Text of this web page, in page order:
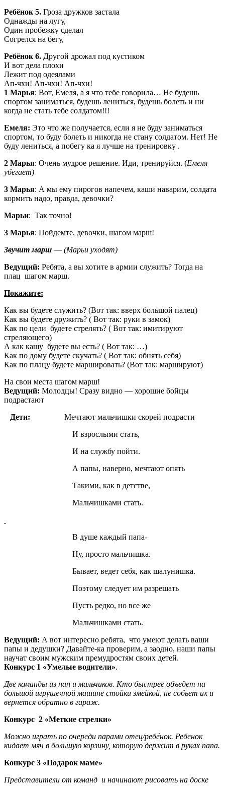
Ребёнок 5. Гроза дружков застала
Однажды на лугу,
Один пробежку сделал
Согрелся на бегу,
Ребёнок 6. Другой дрожал под кустиком
И вот дела плохи
Лежит под одеялами
Ап-чхи! Ап-чхи! Ап-чхи!
1 Марья: Вот, Емеля, а я что тебе говорила… Не будешь
спортом заниматься, будешь лениться, будешь болеть и ни
когда не стать тебе солдатом!!!
Емеля: Это что же получается, если я не буду заниматься
спортом, то буду болеть и никогда не стану солдатом. Нет! Не
буду лениться, а побегу ка я лучше на тренировку .
2 Марья: Очень мудрое решение. Иди, тренируйся. (Емеля
убегает)
3 Марья: А мы ему пирогов напечем, каши наварим, солдата
кормить надо, правда, девочки?
Марьи: Так точно!
3 Марья: Пойдемте, девочки, шагом марш!
Звучит марш — (Марьи уходят)
Ведущий: Ребята, а вы хотите в армии служить? Тогда на
плац шагом марш.
Покажите:
Как вы будете служить? (Вот так: вверх большой палец)
Как вы будете дружить? ( Вот так: руки в замок)
Как по цели будете стрелять? ( Вот так: имитируют
стреляющего)
А как кашу будете вы есть? ( Вот так: …)
Как по дому будете скучать? ( Вот так: обнять себя)
Как по плацу будете маршировать? (Вот так: маршируют)
На свои места шагом марш!
Ведущий: Молодцы! Сразу видно — хорошие бойцы
подрастают
Дети: Мечтают мальчишки скорей подрасти
И взрослыми стать,
И на службу пойти.
А папы, наверно, мечтают опять
Такими, как в детстве,
Мальчишками стать.
В душе каждый папа-
Ну, просто мальчишка.
Бывает, ведет себя, как шалунишка.
Поэтому следует им разрешать
Пусть редко, но все же
Мальчишками стать.
Ведущий: А вот интересно ребята, что умеют делать ваши
папы и дедушки? Давайте-ка проверим, а заодно, наши папы
научат своим мужским премудростям своих детей.
Конкурс 1 «Умелые водители».
Две команды из пап и мальчиков. Кто быстрее объедет на
большой игрушечной машине стойки змейкой, не собьет их и
вернется обратно в гараж.
Конкурс 2 «Меткие стрелки»
Можно играть по очереди парами отец/ребёнок. Ребенок
кидает мяч в большую корзину, которую держит в руках папа.
Конкурс 3 «Подарок маме»
Представители от команд и начинают рисовать на доске